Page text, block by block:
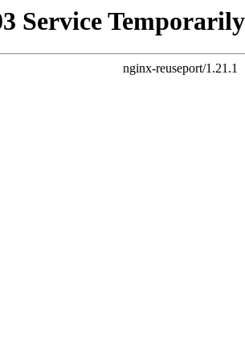
Service
nginx-reuseport/1.21.1